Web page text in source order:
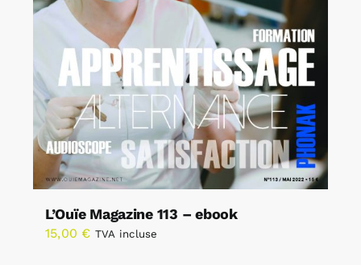
L’Ouïe Magazine 113 – ebook
15,00 € TVA incluse